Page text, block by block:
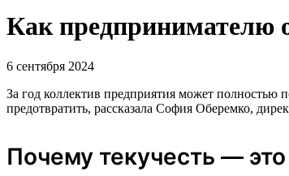
Как предпринимателю
6 сентября 2024
За год коллектив предприятия может полностью
предотвратить, рассказала София Оберемко,
Почему текучесть —